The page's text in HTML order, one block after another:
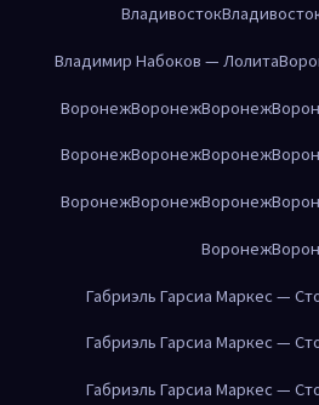
Владивосток
Владимир Набоков — Лолита
ВоронежВоронежВоронеж
ВоронежВоронежВоронеж
ВоронежВоронежВоронеж
Воронеж
Габриэль Гарсиа Маркес —
Габриэль Гарсиа Маркес —
Габриэль Гарсиа Маркес —